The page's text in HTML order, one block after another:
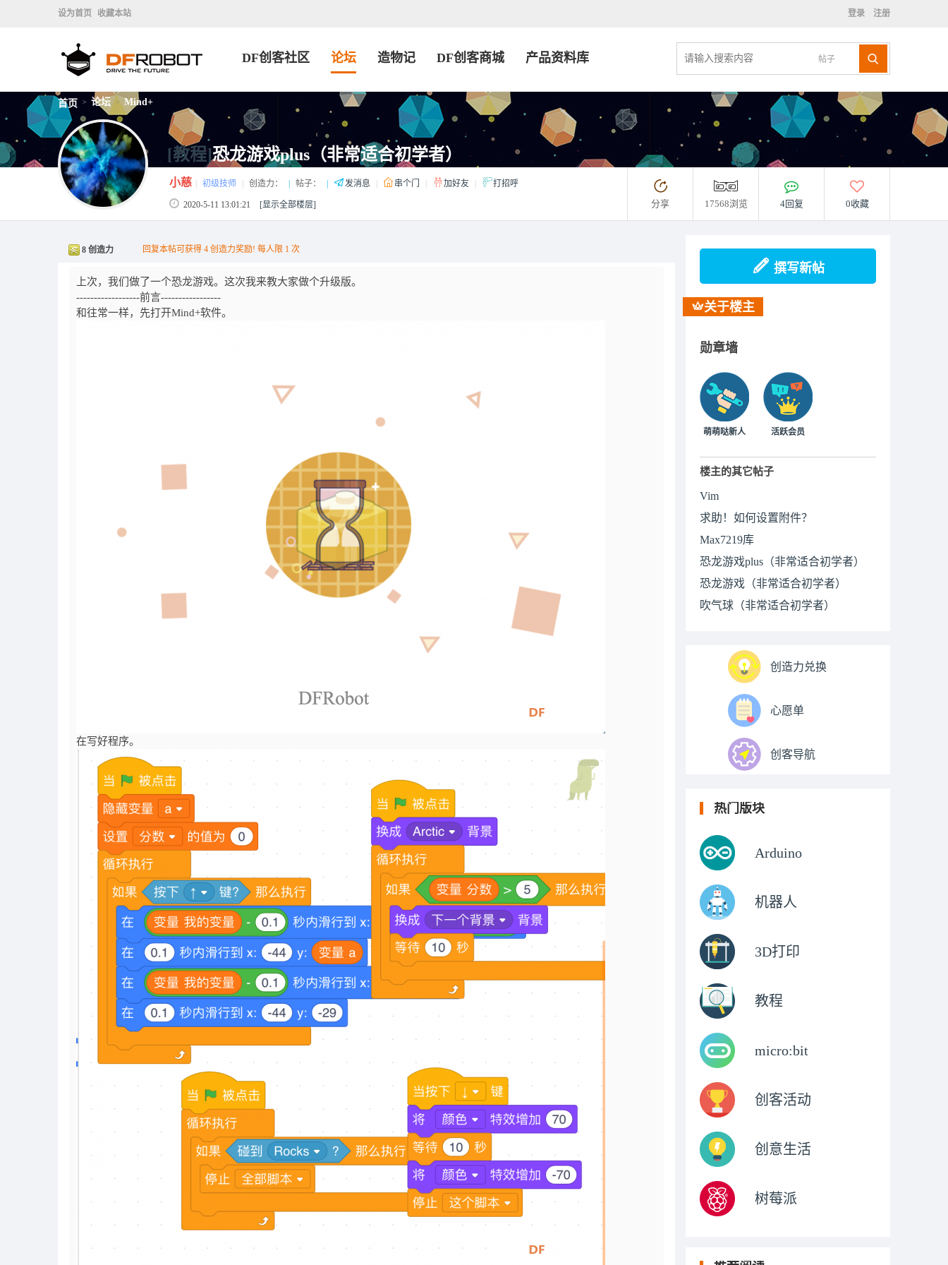
设为首页 收藏本站 登录 注册
帖子
DF创客社区 论坛 造物记 DF创客商城 产品资料库
首页 > 论坛 > Mind+
[教程]恐龙游戏plus（非常适合初学者）
小慈 初级技师 创造力： 帖子： 发消息 串个门 加好友 打招呼
2020-5-11 13:01:21 [显示全部楼层] 分享 17568浏览 4回复 0收藏
8 创造力 回复本帖可获得 4 创造力奖励! 每人限 1 次
上次，我们做了一个恐龙游戏。这次我来教大家做个升级版。
------------------前言-----------------
和往常一样，先打开Mind+软件。
在写好程序。
撰写新帖
关于楼主
勋章墙
萌萌哒新人 活跃会员
楼主的其它帖子
Vim
求助！如何设置附件？
Max7219库
恐龙游戏plus（非常适合初学者）
恐龙游戏（非常适合初学者）
吹气球（非常适合初学者）
创造力兑换
心愿单
创客导航
热门版块
Arduino
机器人
3D打印
教程
micro:bit
创客活动
创意生活
树莓派